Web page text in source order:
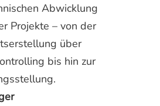
Abwicklung
Projekte – von der
über
bis hin zur